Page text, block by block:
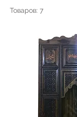
Товаров: 7